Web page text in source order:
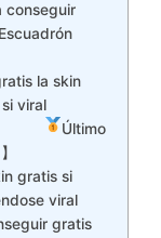
conseguir
la skin
viral
Último
gratis si
viral
gratis